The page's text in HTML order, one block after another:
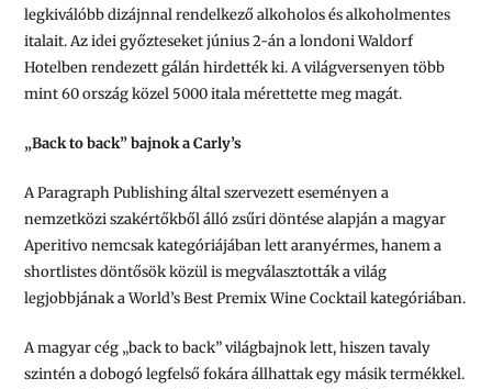
legkiválóbb dizájnnal rendelkező alkoholos és alkoholmentes
italait. Az idei győzteseket június 2-án a londoni Waldorf
Hotelben rendezett gálán hirdették ki. A világversenyen több
mint 60 ország közel 5000 itala mérettette meg magát.
„Back to back” bajnok a Carly’s
A Paragraph Publishing által szervezett eseményen a
nemzetközi szakértőkből álló zsűri döntése alapján a magyar
Aperitivo nemcsak kategóriájában lett aranyérmes, hanem a
shortlistes döntősök közül is megválasztották a világ
legjobbjának a World’s Best Premix Wine Cocktail kategóriában.
A magyar cég „back to back” világbajnok lett, hiszen tavaly
szintén a dobogó legfelső fokára állhattak egy másik termékkel.